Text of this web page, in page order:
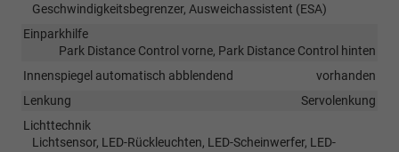
Geschwindigkeitsbegrenzer, Ausweichassistent (ESA)
Einparkhilfe
Park Distance Control vorne, Park Distance Control hinten
Innenspiegel automatisch abblendend
vorhanden
Lenkung
Servolenkung
Lichttechnik
Lichtsensor, LED-Rückleuchten, LED-Scheinwerfer, LED-